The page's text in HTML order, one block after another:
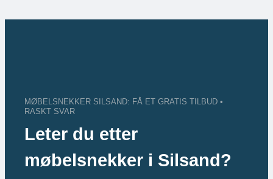
MØBELSNEKKER SILSAND: FÅ ET GRATIS TILBUD •
RASKT SVAR
Leter du etter
møbelsnekker i Silsand?